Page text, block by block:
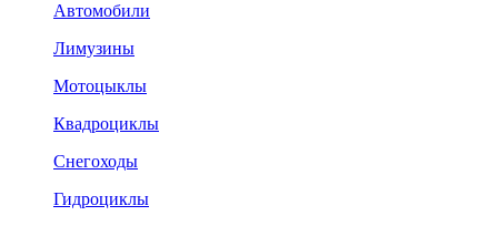
Автомобили
Лимузины
Мотоцыклы
Квадроциклы
Снегоходы
Гидроциклы